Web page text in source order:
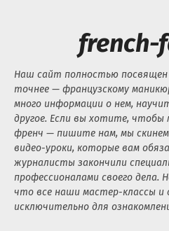
french-
Наш сайт полностью
точнее — французскому
много информации о нем,
другое. Если вы хотите, чтобы
френч — пишите нам, мы скинем
видео-уроки, которые вам
журналисты закончили
профессионалами своего дела.
что все наши мастер-классы и
исключительно для